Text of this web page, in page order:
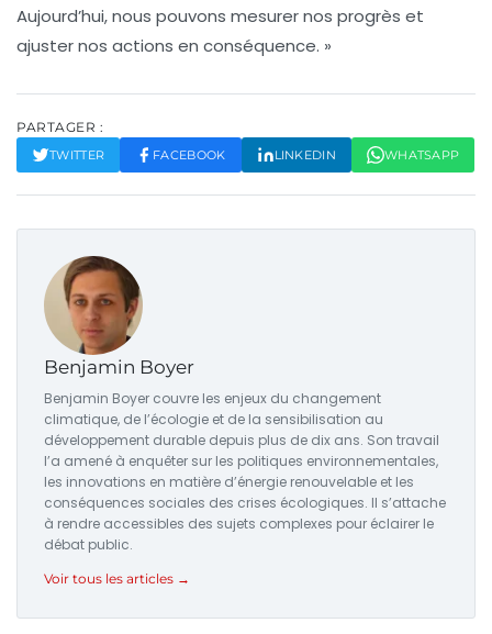
Aujourd’hui, nous pouvons mesurer nos progrès et
ajuster nos actions en conséquence. »
PARTAGER :
TWITTER FACEBOOK LINKEDIN WHATSAPP
Benjamin Boyer
Benjamin Boyer couvre les enjeux du changement
climatique, de l’écologie et de la sensibilisation au
développement durable depuis plus de dix ans. Son travail
l’a amené à enquêter sur les politiques environnementales,
les innovations en matière d’énergie renouvelable et les
conséquences sociales des crises écologiques. Il s’attache
à rendre accessibles des sujets complexes pour éclairer le
débat public.
Voir tous les articles →